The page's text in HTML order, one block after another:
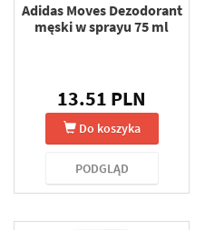
Adidas Moves Dezodorant
męski w sprayu 75 ml
13.51 PLN
Do koszyka
PODGLĄD